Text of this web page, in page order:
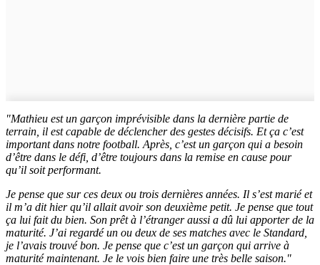
"Mathieu est un garçon imprévisible dans la dernière partie de
terrain, il est capable de déclencher des gestes décisifs. Et ça c’est
important dans notre football. Après, c’est un garçon qui a besoin
d’être dans le défi, d’être toujours dans la remise en cause pour
qu’il soit performant.
Je pense que sur ces deux ou trois dernières années. Il s’est marié et
il m’a dit hier qu’il allait avoir son deuxième petit. Je pense que tout
ça lui fait du bien. Son prêt à l’étranger aussi a dû lui apporter de la
maturité. J’ai regardé un ou deux de ses matches avec le Standard,
je l’avais trouvé bon. Je pense que c’est un garçon qui arrive à
maturité maintenant. Je le vois bien faire une très belle saison."